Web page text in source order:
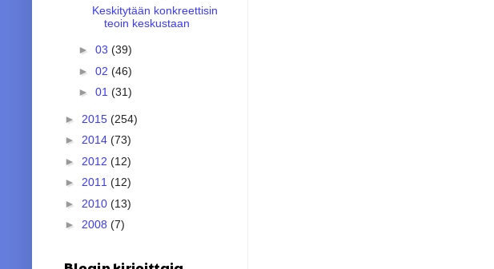
Keskitytään konkreettisin
teoin keskustaan
► 03 (39)
► 02 (46)
► 01 (31)
► 2015 (254)
► 2014 (73)
► 2012 (12)
► 2011 (12)
► 2010 (13)
► 2008 (7)